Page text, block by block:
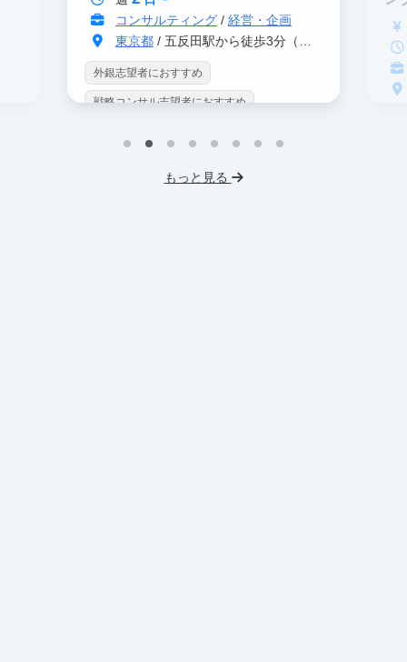
コンサルティング/ 経営・企画
東京都/ 五反田駅から徒歩3分（大崎駅から徒歩8分）
外銀志望者におすすめ
戦略コンサル志望者におすすめ
もっと見る